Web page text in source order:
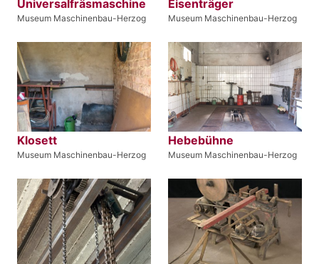
Universalfräsmaschine
Museum Maschinenbau-Herzog
Eisenträger
Museum Maschinenbau-Herzog
Klosett
Museum Maschinenbau-Herzog
Hebebühne
Museum Maschinenbau-Herzog